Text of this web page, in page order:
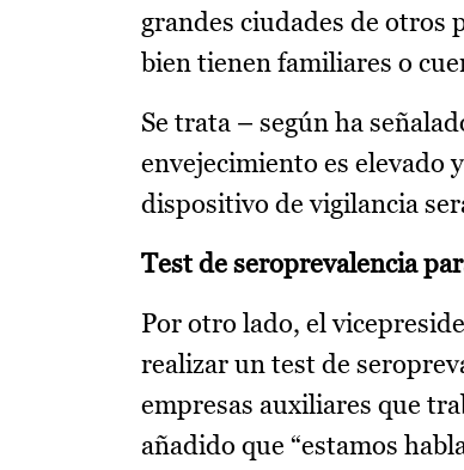
grandes ciudades de otros
bien tienen familiares o
Se trata – según ha
envejecimiento es elevado
dispositivo de vigilancia
Test de seroprevalencia
Por otro lado, el
realizar un test de
empresas auxiliares que
añadido que “estamos